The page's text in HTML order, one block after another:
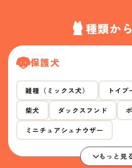
種類か
保護犬
雑種（ミックス犬） トイ
柴犬 ダックスフンド
ミニチュアシュナウザー
もっと見